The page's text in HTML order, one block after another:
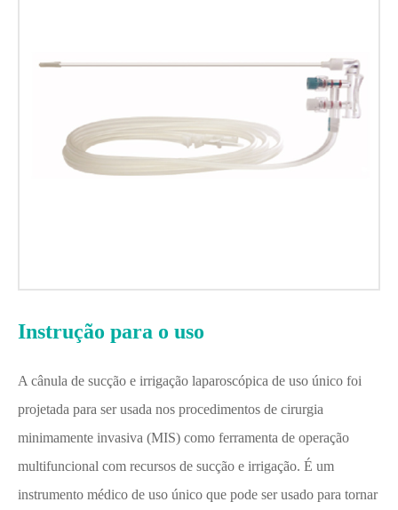
Instrução para o uso
A cânula de sucção e irrigação laparoscópica de uso único foi
projetada para ser usada nos procedimentos de cirurgia
minimamente invasiva (MIS) como ferramenta de operação
multifuncional com recursos de sucção e irrigação. É um
instrumento médico de uso único que pode ser usado para tornar